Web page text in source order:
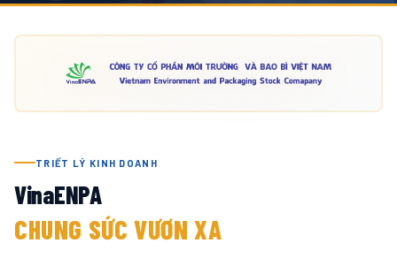
TRIẾT LÝ KINH DOANH
VinaENPA
CHUNG SỨC VƯƠN XA